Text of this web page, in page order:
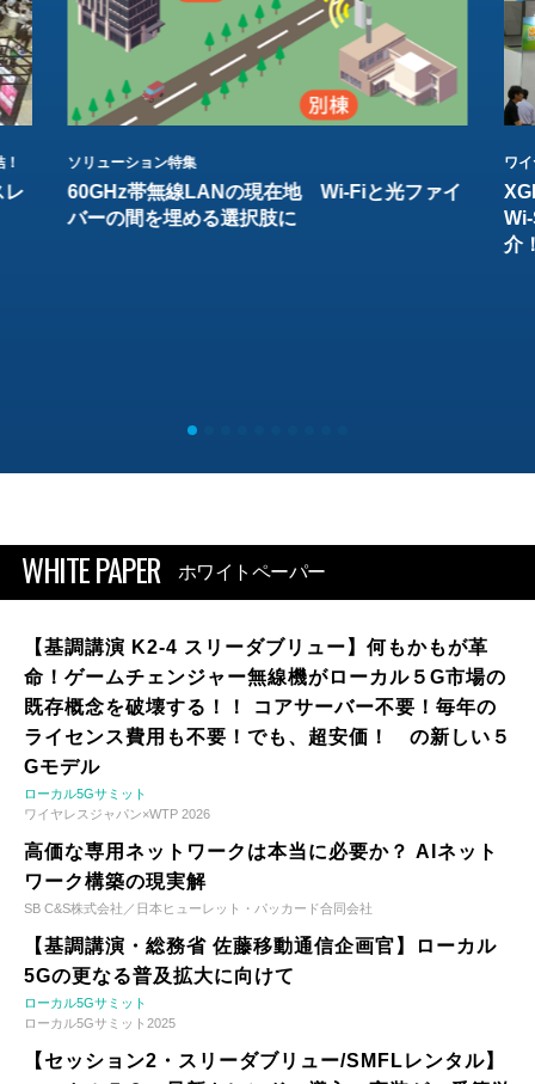
レ
ソリューション特集
60GHz帯無線LANの現在地 Wi-Fiと光ファイ
バーの間を埋める選択肢に
ワ
介
WHITE PAPER ホワイトペーパー
【基調講演 K2-4 スリーダブリュー】何もかもが革
命！ゲームチェンジャー無線機がローカル５G市場の
既存概念を破壊する！！ コアサーバー不要！毎年の
ライセンス費用も不要！でも、超安価！ の新しい５
Gモデル
ローカル5Gサミット
ワイヤレスジャパン×WTP 2026
高価な専用ネットワークは本当に必要か？ AIネット
ワーク構築の現実解
SB C&S株式会社／日本ヒューレット・パッカード合同会社
【基調講演・総務省 佐藤移動通信企画官】ローカル
5Gの更なる普及拡大に向けて
ローカル5Gサミット
ローカル5Gサミット2025
【セッション2・スリーダブリュー/SMFLレンタル】